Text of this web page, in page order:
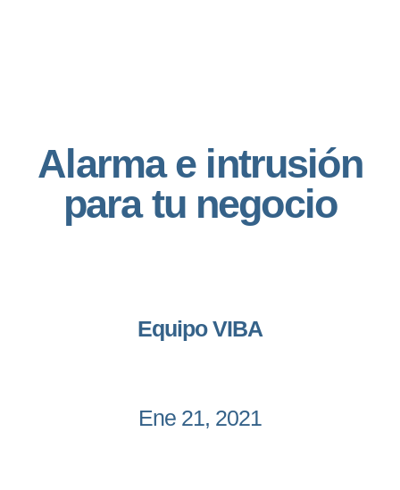
Alarma e intrusión
para tu negocio
Equipo VIBA
Ene 21, 2021